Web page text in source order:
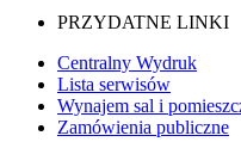
PRZYDATNE LINKI
Centralny Wydruk
Lista serwisów
Wynajem sal i
Zamówienia publiczne